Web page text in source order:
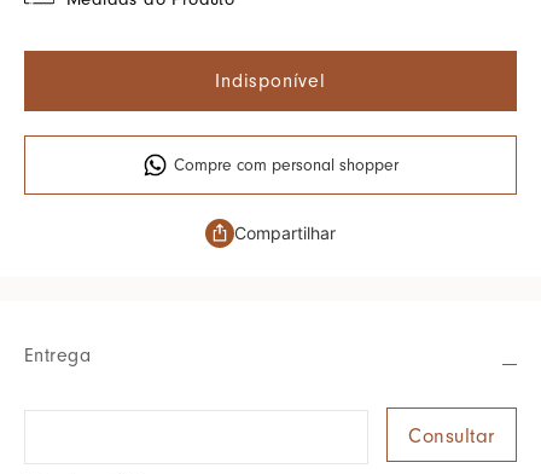
Indisponível
Compre com personal shopper
Compartilhar
Entrega